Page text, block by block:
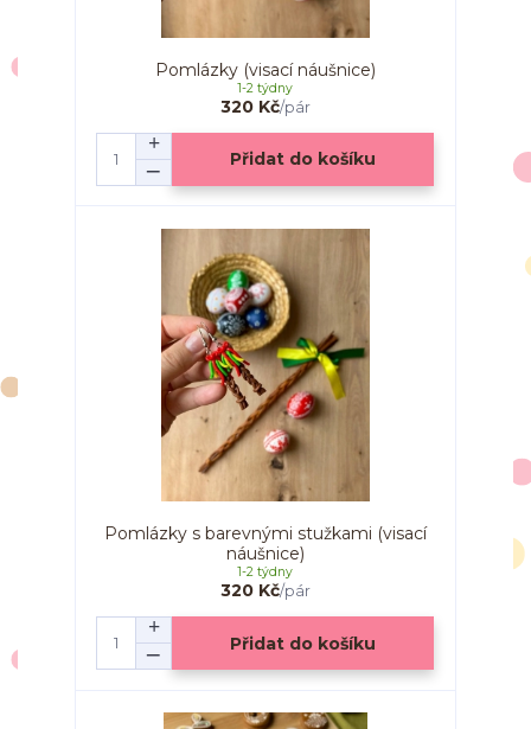
Pomlázky (visací náušnice)
320 Kč/pár
1-2 týdny
Přidat do košíku
Pomlázky s barevnými stužkami (visací
náušnice)
320 Kč/pár
1-2 týdny
Přidat do košíku